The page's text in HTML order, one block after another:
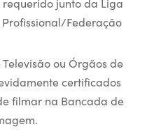
Federação
ou Órgãos de
certificados
filmar na Bancada de